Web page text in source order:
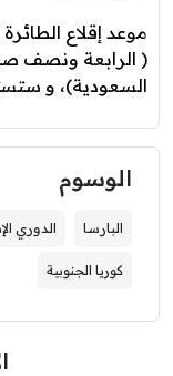
موعد إقلاع
( الرابعة ونصف
السعودية)، و
الوسوم
البارسا الدوري
كوريا الجنوبية